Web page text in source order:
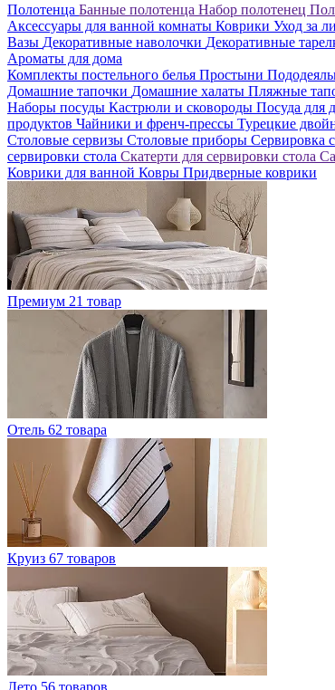
Полотенца Банные полотенца Набор полотенец
Аксессуары для ванной комнаты Коврики Уход за
Вазы Декоративные наволочки Декоративные
Ароматы для дома
Комплекты постельного белья Простыни
Домашние тапочки Домашние халаты Пляжные
Наборы посуды Кастрюли и сковороды Посуда для
продуктов Чайники и френч-прессы Турецкие
Столовые сервизы Столовые приборы Сервировка
сервировки стола Скатерти для сервировки стола
Коврики для ванной Ковры Придверные коврики
Премиум 21 товар
Отель 62 товара
Круиз 67 товаров
Лето 56 товаров